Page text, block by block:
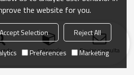
categoría Enviar consulta
the website for you.
Accept Selection
Reject All
Preferences Marketing